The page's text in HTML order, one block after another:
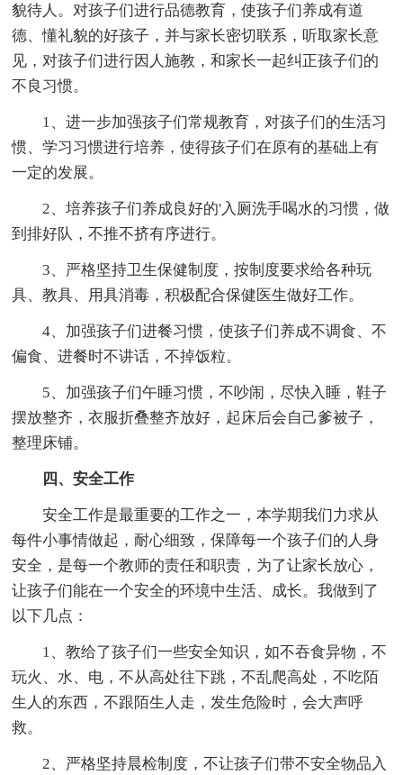
貌待人。对孩子们进行品德教育，使孩子们养成有道
德、懂礼貌的好孩子，并与家长密切联系，听取家长意
见，对孩子们进行因人施教，和家长一起纠正孩子们的
不良习惯。
1、进一步加强孩子们常规教育，对孩子们的生活习
惯、学习习惯进行培养，使得孩子们在原有的基础上有
一定的发展。
2、培养孩子们养成良好的'入厕洗手喝水的习惯，做
到排好队，不推不挤有序进行。
3、严格坚持卫生保健制度，按制度要求给各种玩
具、教具、用具消毒，积极配合保健医生做好工作。
4、加强孩子们进餐习惯，使孩子们养成不调食、不
偏食、进餐时不讲话，不掉饭粒。
5、加强孩子们午睡习惯，不吵闹，尽快入睡，鞋子
摆放整齐，衣服折叠整齐放好，起床后会自己爹被子，
整理床铺。
四、安全工作
安全工作是最重要的工作之一，本学期我们力求从
每件小事情做起，耐心细致，保障每一个孩子们的人身
安全，是每一个教师的责任和职责，为了让家长放心，
让孩子们能在一个安全的环境中生活、成长。我做到了
以下几点：
1、教给了孩子们一些安全知识，如不吞食异物，不
玩火、水、电，不从高处往下跳，不乱爬高处，不吃陌
生人的东西，不跟陌生人走，发生危险时，会大声呼
救。
2、严格坚持晨检制度，不让孩子们带不安全物品入